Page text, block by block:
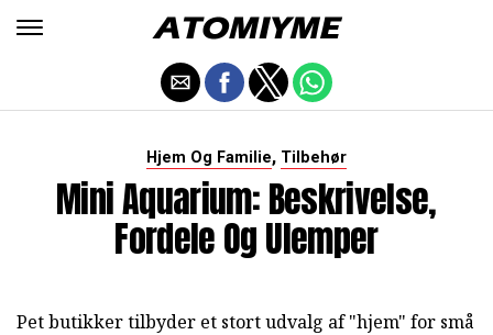
Hjem Og Familie, Tilbehør
Mini Aquarium: Beskrivelse,
Fordele Og Ulemper
Pet butikker tilbyder et stort udvalg af "hjem" for små